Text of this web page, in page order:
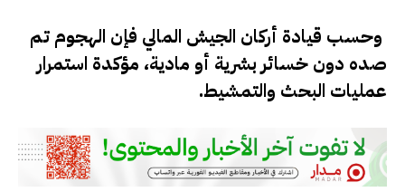
وحسب قيادة أركان الجيش المالي فإن الهجوم تم
صده دون خسائر بشرية أو مادية، مؤكدة استمرار
عمليات البحث والتمشيط.